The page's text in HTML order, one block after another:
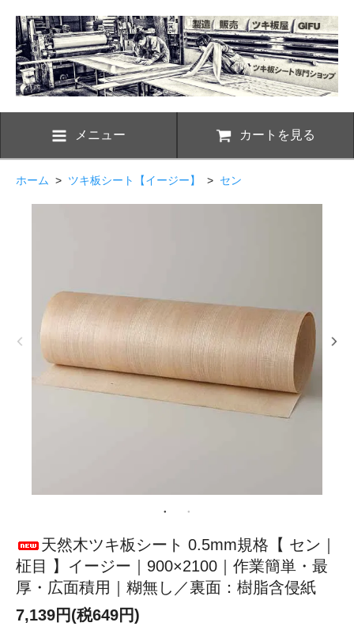
メニュー カートを見る
ホーム > ツキ板シート【イージー】 > セン
天然木ツキ板シート 0.5mm規格【 セン｜
柾目 】イージー｜900×2100｜作業簡単・最
厚・広面積用｜糊無し／裏面：樹脂含侵紙
7,139円(税649円)